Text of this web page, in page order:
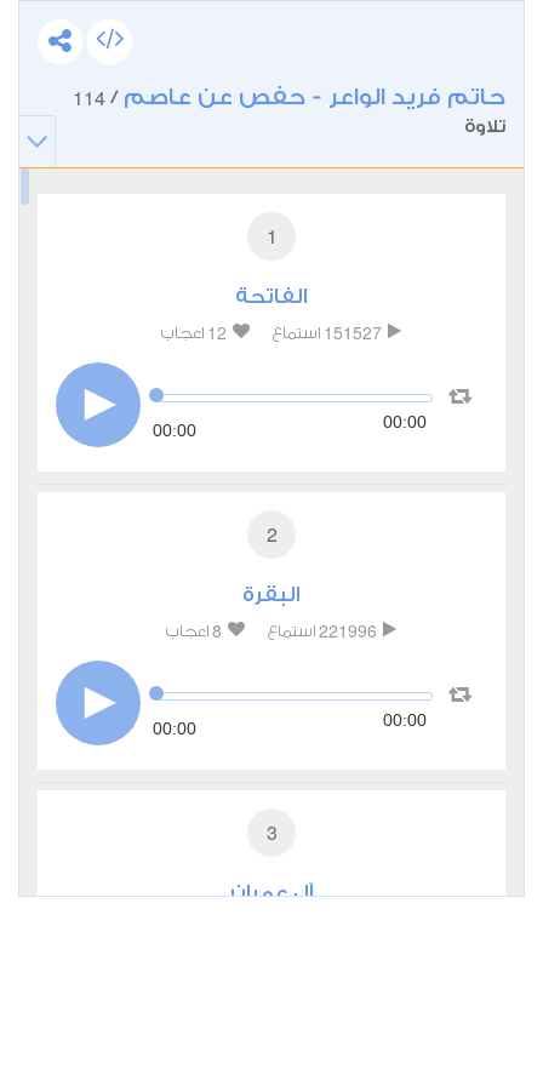
حاتم فريد الواعر - حفص عن عاصم /
114
تلاوة
1
الفاتحة
151527 استماع 12 اعجاب
00:00 00:00
2
البقرة
221996 استماع 8 اعجاب
00:00 00:00
3
آل عمران